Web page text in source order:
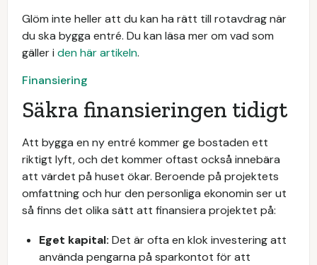
Glöm inte heller att du kan ha rätt till rotavdrag när
du ska bygga entré. Du kan läsa mer om vad som
gäller i den här artikeln.
Finansiering
Säkra finansieringen tidigt
Att bygga en ny entré kommer ge bostaden ett
riktigt lyft, och det kommer oftast också innebära
att värdet på huset ökar. Beroende på projektets
omfattning och hur den personliga ekonomin ser ut
så finns det olika sätt att finansiera projektet på:
Eget kapital: Det är ofta en klok investering att
använda pengarna på sparkontot för att